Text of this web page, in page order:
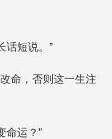
话短说。”
命，否则这一生注
命运？”